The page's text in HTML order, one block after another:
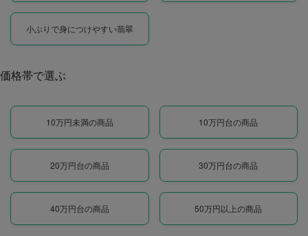
小ぶりで身につけやすい翡翠
価格帯で選ぶ
10万円未満の商品 10万円台の商品
20万円台の商品 30万円台の商品
40万円台の商品 50万円以上の商品